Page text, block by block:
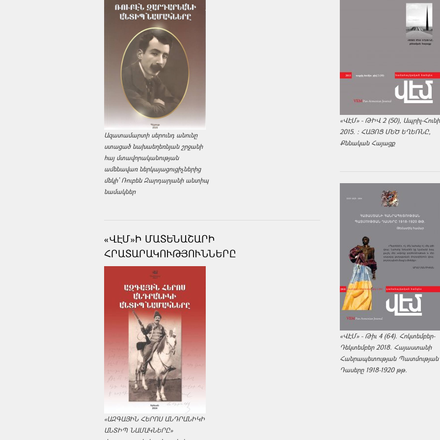
Ազատամարտի սերունդ անունը
ստացած նախաեղեռնյան շրջանի
հայ մտավորականության
ամենավառ ներկայացուցիչներից
մեկի՝ Ռուբեն Զարդարյանի անտիպ
նամակներ
«ՎԷՄ»Ի ՄԱՏԵՆԱՇԱՐԻ
ՀՐԱՏԱՐԱԿՈՒԹՅՈՒՆՆԵՐԸ
«ԱԶԳԱՅԻՆ ՀԵՐՈՍ ԱՆԴՐԱՆԻԿԻ
ԱՆՏԻՊ ՆԱՄԱԿՆԵՐԸ»
«ՎԷՄ» - ԹԻՎ 2 (50), Ապրիլ-
2015. : ՀԱՅՈՑ ՄԵԾ ԵՂԵՌՆԸ,
Քննական Հայացք
«ՎԷՄ» - Թիւ 4 (64). Հոկտեմբեր-
Դեկտեմբեր 2018. Հայաստանի
Հանրապետության Պատմության
Դասերը 1918-1920 թթ.